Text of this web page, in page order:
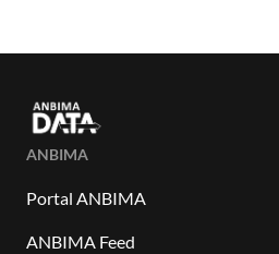
ANBIMA
Portal ANBIMA
ANBIMA Feed